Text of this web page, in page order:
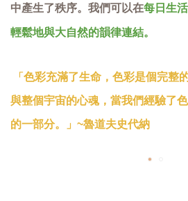
中產生了秩序。我們可以在每日生
輕鬆地與大自然的韻律連結。
「 色彩充滿了生命，色彩是個完整
與整個宇宙的心魂，當我們經驗了
的一部分。」~魯道夫史代納